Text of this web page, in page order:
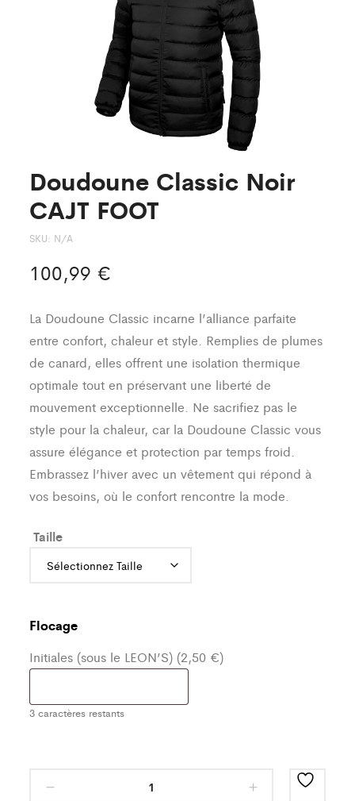
Doudoune Classic Noir
CAJT FOOT
SKU: N/A
100,99 €
La Doudoune Classic incarne l’alliance parfaite
entre confort, chaleur et style. Remplies de plumes
de canard, elles offrent une isolation thermique
optimale tout en préservant une liberté de
mouvement exceptionnelle. Ne sacrifiez pas le
style pour la chaleur, car la Doudoune Classic vous
assure élégance et protection par temps froid.
Embrassez l’hiver avec un vêtement qui répond à
vos besoins, où le confort rencontre la mode.
Taille
Flocage
Initiales (sous le LEON’S) (2,50 €)
3 caractères restants